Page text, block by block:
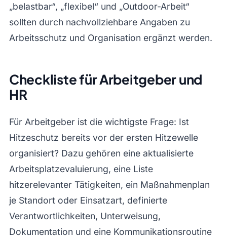
„belastbar“, „flexibel“ und „Outdoor-Arbeit“
sollten durch nachvollziehbare Angaben zu
Arbeitsschutz und Organisation ergänzt werden.
Checkliste für Arbeitgeber und
HR
Für Arbeitgeber ist die wichtigste Frage: Ist
Hitzeschutz bereits vor der ersten Hitzewelle
organisiert? Dazu gehören eine aktualisierte
Arbeitsplatzevaluierung, eine Liste
hitzerelevanter Tätigkeiten, ein Maßnahmenplan
je Standort oder Einsatzart, definierte
Verantwortlichkeiten, Unterweisung,
Dokumentation und eine Kommunikationsroutine